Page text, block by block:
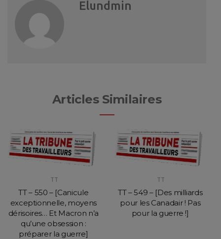
Elundmin
Articles Similaires
TT
TT – 550 – [Canicule
exceptionnelle, moyens
dérisoires… Et Macron n’a
qu’une obsession :
préparer la guerre]
TT
TT – 549 – [Des milliards
pour les Canadair ! Pas
pour la guerre !]